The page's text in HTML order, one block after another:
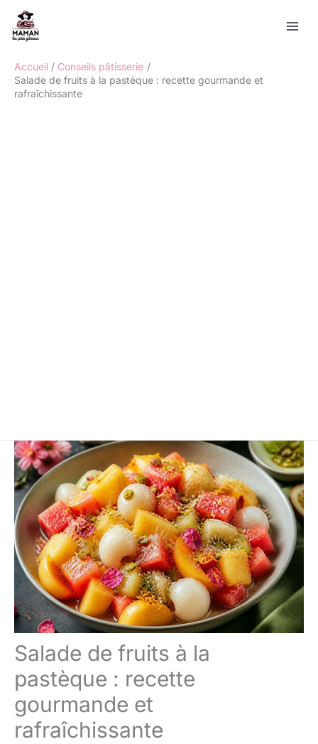
contenu
Accueil
Conseils pâtisserie
Salade de fruits à la pastèque : recette gourmande et
rafraîchissante
Salade de fruits à la
pastèque : recette
gourmande et
rafraîchissante
Rechercher